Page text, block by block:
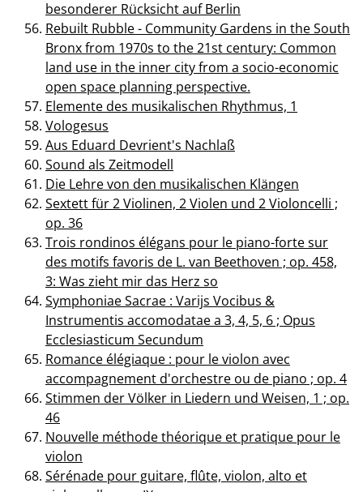
besonderer Rücksicht auf Berlin
Rebuilt Rubble - Community Gardens in the South
Bronx from 1970s to the 21st century: Common
land use in the inner city from a socio-economic
open space planning perspective.
Elemente des musikalischen Rhythmus, 1
Vologesus
Aus Eduard Devrient's Nachlaß
Sound als Zeitmodell
Die Lehre von den musikalischen Klängen
Sextett für 2 Violinen, 2 Violen und 2 Violoncelli ;
op. 36
Trois rondinos élégans pour le piano-forte sur
des motifs favoris de L. van Beethoven ; op. 458,
3: Was zieht mir das Herz so
Symphoniae Sacrae : Varijs Vocibus &
Instrumentis accomodatae a 3, 4, 5, 6 ; Opus
Ecclesiasticum Secundum
Romance élégiaque : pour le violon avec
accompagnement d'orchestre ou de piano ; op. 4
Stimmen der Völker in Liedern und Weisen, 1 ; op.
46
Nouvelle méthode théorique et pratique pour le
violon
Sérénade pour guitare, flûte, violon, alto et